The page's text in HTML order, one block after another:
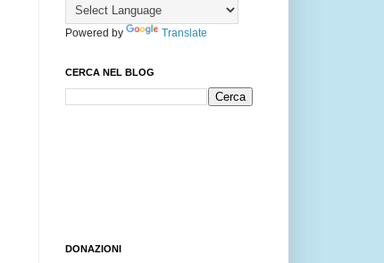
Powered by Translate
CERCA NEL BLOG
DONAZIONI